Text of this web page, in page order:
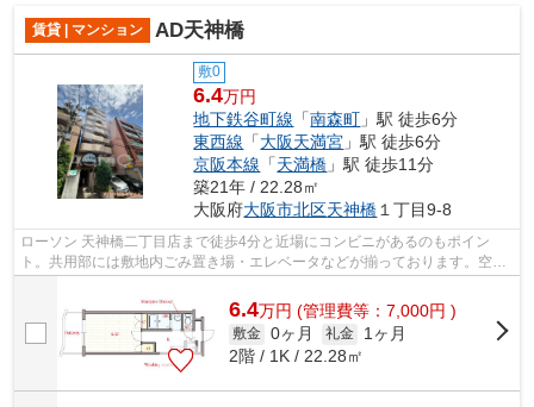
賃貸 | マンション AD天神橋
敷0
6.4万円
地下鉄谷町線 「南森町 」駅 徒歩6分
東西線 「大阪天満宮 」駅 徒歩6分
京阪本線 「天満橋 」駅 徒歩11分
築21年 / 22.28㎡
大阪府大阪市北区天神橋 １丁目9-8
ローソン 天神橋二丁目店まで徒歩4分と近場にコンビニがあるのもポイン
ト。共用部には敷地内ごみ置き場・エレベータなどが揃っております。空気
の入れ替えも簡単におこなえる通風良好...
6.4万円 (管理費等：7,000円 )
敷金 0ヶ月 礼金
1ヶ月
2階 / 1K / 22.28㎡